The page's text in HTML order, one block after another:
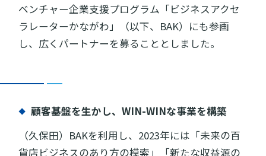
ベンチャー企業支援プログラム「ビジネスアクセ
ラレーターかながわ」（以下、BAK）にも参画
し、広くパートナーを募ることとしました。
顧客基盤を生かし、WIN-WINな事業を構築
（久保田）BAKを利用し、2023年には「未来の百
貨店ビジネスのあり方の模索」「新たな収益源の